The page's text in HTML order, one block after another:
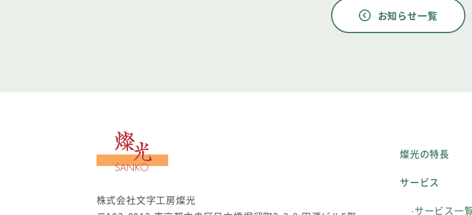
お知らせ一覧
文字工房燦光
株式会社文字工房燦光
燦光の特長
サービス
サービス一